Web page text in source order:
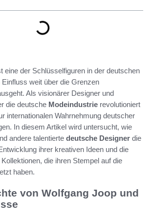
eine der Schlüsselfiguren in der deutschen
weit über die Grenzen
Als visionärer Designer und
die deutsche Modeindustrie revolutioniert
internationalen Wahrnehmung deutscher
In diesem Artikel wird untersucht, wie
andere talentierte deutsche Designer die
ihrer kreativen Ideen und die
die ihren Stempel auf die
haben.
von Wolfgang Joop und